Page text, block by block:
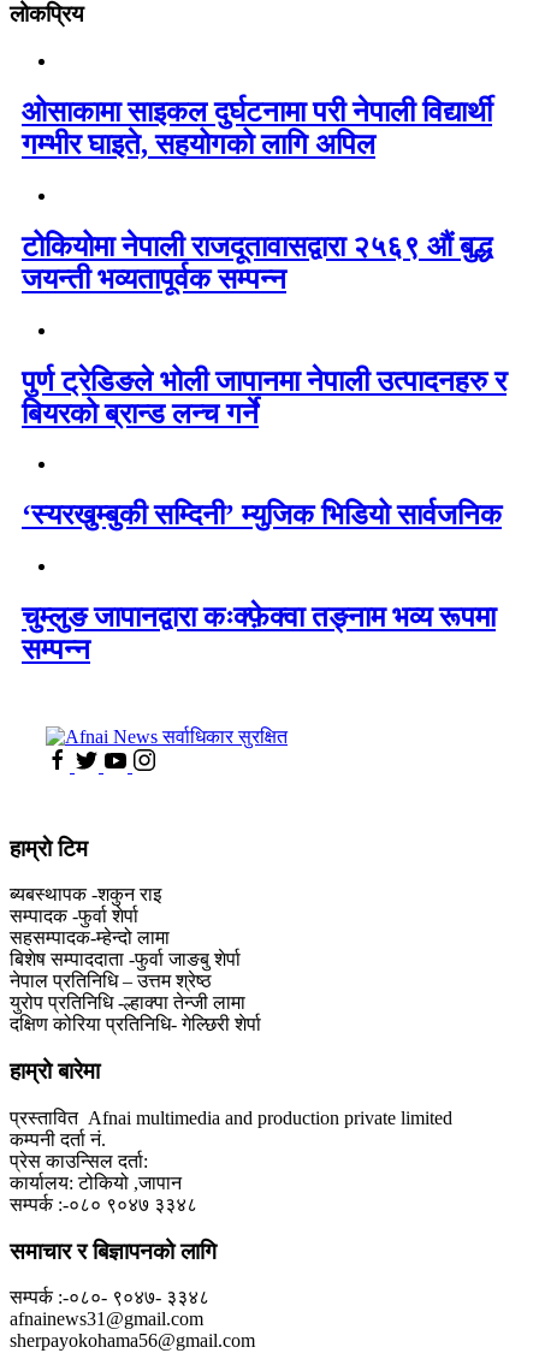
लोकप्रिय
ओसाकामा साइकल दुर्घटनामा परी नेपाली विद्यार्थी
गम्भीर घाइते, सहयोगको लागि अपिल
टोकियोमा नेपाली राजदूतावासद्वारा २५६९ औं बुद्ध
जयन्ती भव्यतापूर्वक सम्पन्न
पुर्ण ट्रेडिङले भोली जापानमा नेपाली उत्पादनहरु र
बियरको ब्रान्ड लन्च गर्ने
‘स्यरखुम्बुकी सम्दिनी’ म्युजिक भिडियो सार्वजनिक
चुम्लुङ जापानद्वारा कःक्फ़ेक्वा तङ्नाम भव्य रूपमा
सम्पन्न
हाम्राे टिम
ब्यबस्थापक -शकुन राइ
सम्पादक -फुर्वा शेर्पा
सहसम्पादक-म्हेन्दो लामा
‍बिशेष सम्पाददाता -फुर्वा जा‌ङबु शेर्पा
नेपाल प्रतिनिधि – उत्तम श्रेष्ठ
युरोप प्रतिनिधि -ल्हाक्पा तेन्जी लामा
दक्षिण कोरिया प्रतिनिधि- गेल्छिरी शेर्पा
हाम्रो बारेमा
प्रस्तावित Afnai multimedia and production private limited
कम्पनी दर्ता नं.
प्रेस काउन्सिल दर्ता:
कार्यालय: टोकियो ,जापान
सम्पर्क :-०८० ९०४७ ३३४८
समाचार र बिज्ञापनको लागि
सम्पर्क :-०८०- ९०४७- ३३४८
afnainews31@gmail.com
sherpayokohama56@gmail.com